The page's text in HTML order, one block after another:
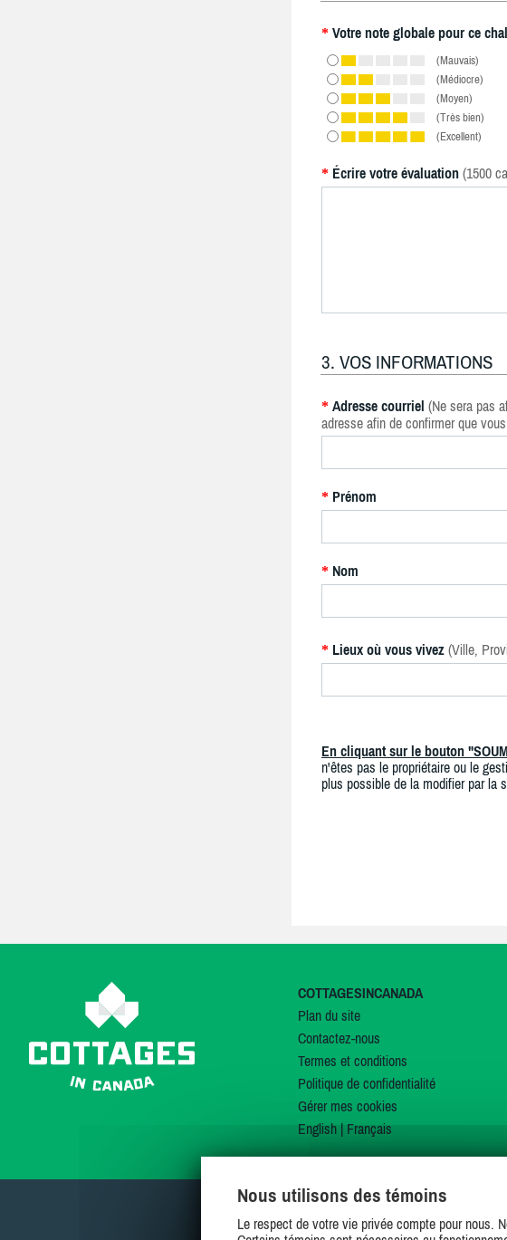
* Votre note globale pour ce
(Mauvais)
(Médiocre)
(Moyen)
(Très bien)
(Excellent)
* Écrire votre évaluation (1500
3. VOS INFORMATIONS
* Adresse courriel (Ne sera pas
adresse afin de confirmer que
* Prénom
* Nom
* Lieux où vous vivez (Ville,
En cliquant sur le bouton
n'êtes pas le propriétaire ou le
plus possible de la modifier par la
COTTAGESINCANADA
Plan du site
Contactez-nous
Termes et conditions
Politique de confidentialité
Gérer mes cookies
English| Français
Nous utilisons des témoins
Le respect de votre vie privée compte pour nous.